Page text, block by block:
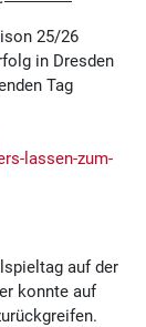
25/26
in Dresden
Tag
lassen-zum-
auf der
konnte auf